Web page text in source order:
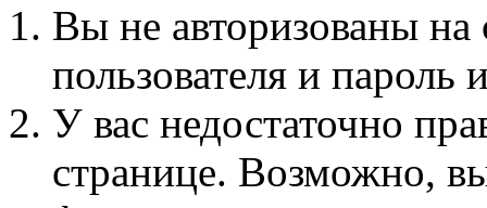
Вы не авторизованы на
пользователя и пароль
У вас недостаточно
странице. Возможно,